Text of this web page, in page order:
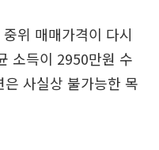
위 매매가격이 다시
소득이 2950만원 수
사실상 불가능한 목